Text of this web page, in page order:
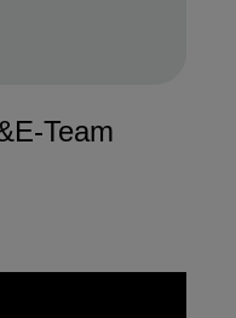
Team